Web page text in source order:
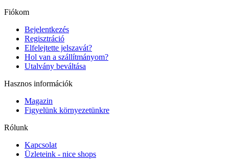
Fiókom
Bejelentkezés
Regisztráció
Elfelejtette jelszavát?
Hol van a szállítmányom?
Utalvány beváltása
Hasznos információk
Magazin
Figyelünk környezetünkre
Rólunk
Kapcsolat
Üzleteink - nice shops